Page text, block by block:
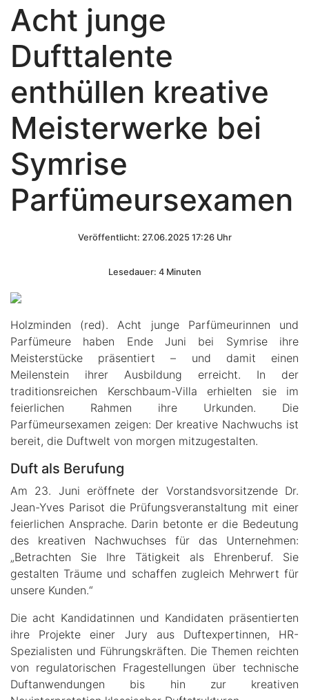
Acht junge
Dufttalente
enthüllen kreative
Meisterwerke bei
Symrise
Parfümeursexamen
Veröffentlicht: 27.06.2025 17:26 Uhr
Lesedauer: 4 Minuten
Holzminden (red). Acht junge Parfümeurinnen und
Parfümeure haben Ende Juni bei Symrise ihre
Meisterstücke präsentiert – und damit einen
Meilenstein ihrer Ausbildung erreicht. In der
traditionsreichen Kerschbaum-Villa erhielten sie im
feierlichen Rahmen ihre Urkunden. Die
Parfümeursexamen zeigen: Der kreative Nachwuchs ist
bereit, die Duftwelt von morgen mitzugestalten.
Duft als Berufung
Am 23. Juni eröffnete der Vorstandsvorsitzende Dr.
Jean-Yves Parisot die Prüfungsveranstaltung mit einer
feierlichen Ansprache. Darin betonte er die Bedeutung
des kreativen Nachwuchses für das Unternehmen:
„Betrachten Sie Ihre Tätigkeit als Ehrenberuf. Sie
gestalten Träume und schaffen zugleich Mehrwert für
unsere Kunden.“
Die acht Kandidatinnen und Kandidaten präsentierten
ihre Projekte einer Jury aus Duftexpertinnen, HR-
Spezialisten und Führungskräften. Die Themen reichten
von regulatorischen Fragestellungen über technische
Duftanwendungen bis hin zur kreativen